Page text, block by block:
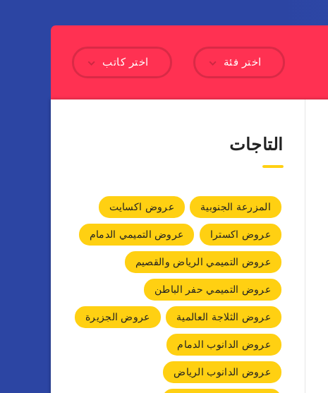
اختر كاتب اختر فئة
التاجات
المزرعة الجنوبية
عروض اكسايت
عروض اكسترا
عروض التميمي الدمام
عروض التميمي الرياض والقصيم
عروض التميمي حفر الباطن
عروض الثلاجة العالمية
عروض الجزيرة
عروض الدانوب الدمام
عروض الدانوب الرياض